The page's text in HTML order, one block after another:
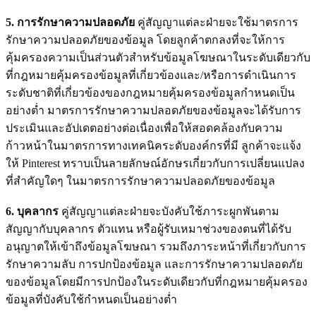
5. การรักษาความปลอดภัย คู่สัญญาแต่ละฝ่ายจะใช้มาตรการ
รักษาความปลอดภัยของข้อมูล โดยลูกค้าตกลงที่จะให้การ
คุ้มครองความเป็นส่วนตัวสำหรับข้อมูลโฆษณาในระดับเดียวกับ
ที่กฎหมายคุ้มครองข้อมูลที่เกี่ยวข้องและ/หรือการดำเนินการ
ระดับชาติที่เกี่ยวข้องของกฎหมายคุ้มครองข้อมูลกำหนดเป็น
อย่างต่ำ มาตรการรักษาความปลอดภัยของข้อมูลจะได้รับการ
ประเมินและอัปเดตอย่างต่อเนื่องเพื่อให้สอดคล้องกับความ
ก้าวหน้าในมาตรการทางเทคนิคระดับองค์กรที่มี ลูกค้าจะแจ้ง
ให้ Pinterest ทราบเป็นลายลักษณ์อักษรเกี่ยวกับการเปลี่ยนแปลง
ที่สำคัญใดๆ ในมาตรการรักษาความปลอดภัยของข้อมูล
6. บุคลากร คู่สัญญาแต่ละฝ่ายจะบังคับใช้ภาระผูกพันตาม
สัญญากับบุคลากร ตัวแทน หรือผู้รับเหมาช่วงของตนที่ได้รับ
อนุญาตให้เข้าถึงข้อมูลโฆษณา รวมถึงภาระหน้าที่เกี่ยวกับการ
รักษาความลับ การปกป้องข้อมูล และการรักษาความปลอดภัย
ของข้อมูลโดยมีการปกป้องในระดับเดียวกับที่กฎหมายคุ้มครอง
ข้อมูลที่บังคับใช้กำหนดเป็นอย่างต่ำ